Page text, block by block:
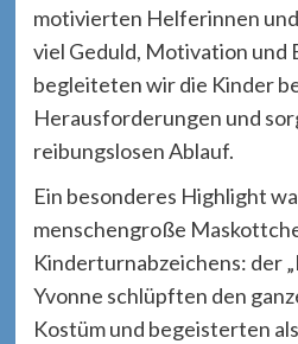
motivierten Helferinnen
viel Geduld, Motivation und
begleiteten wir die Kinder
Herausforderungen und
reibungslosen Ablauf.
Ein besonderes Highlight
menschengroße
Kinderturnabzeichens: der
Yvonne schlüpften den
Kostüm und begeisterten